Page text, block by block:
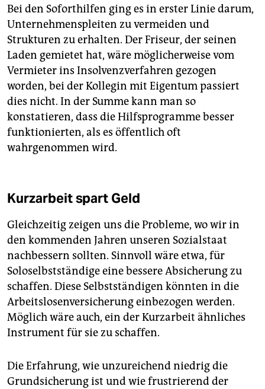
Bei den Soforthilfen ging es in erster Linie darum,
Unternehmenspleiten zu vermeiden und
Strukturen zu erhalten. Der Friseur, der seinen
Laden gemietet hat, wäre möglicherweise vom
Vermieter ins Insolvenzverfahren gezogen
worden, bei der Kollegin mit Eigentum passiert
dies nicht. In der Summe kann man so
konstatieren, dass die Hilfsprogramme besser
funktionierten, als es öffentlich oft
wahrgenommen wird.
Kurzarbeit spart Geld
Gleichzeitig zeigen uns die Probleme, wo wir in
den kommenden Jahren unseren Sozialstaat
nachbessern sollten. Sinnvoll wäre etwa, für
Soloselbstständige eine bessere Absicherung zu
schaffen. Diese Selbstständigen könnten in die
Arbeitslosenversicherung einbezogen werden.
Möglich wäre auch, ein der Kurzarbeit ähnliches
Instrument für sie zu schaffen.
Die Erfahrung, wie unzureichend niedrig die
Grundsicherung ist und wie frustrierend der